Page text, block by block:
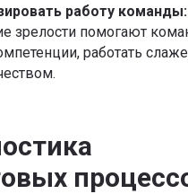
работу команды:
зрелости помогают
работать